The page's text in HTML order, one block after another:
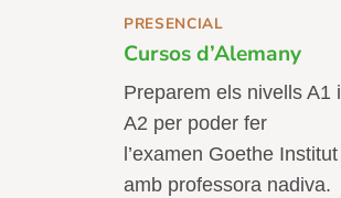
PRESENCIAL
Cursos d’Alemany
Preparem els nivells A1 i
A2 per poder fer
l’examen Goethe Institut
amb professora nadiva.